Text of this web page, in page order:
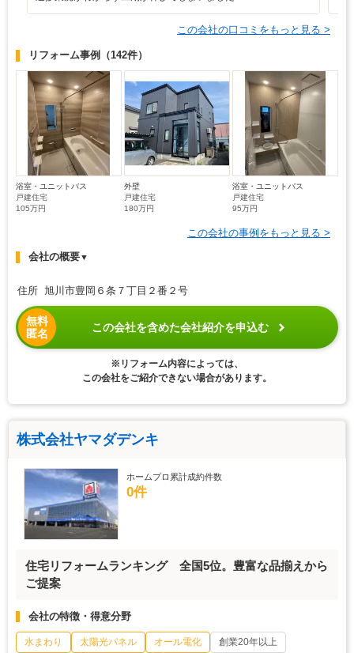
この会社の口コミをもっと見る >
リフォーム事例 （142件）
浴室・ユニットバス
戸建住宅
105万円
外壁
戸建住宅
180万円
浴室・ユニットバス
戸建住宅
95万円
この会社の事例をもっと見る >
会社の概要▼
住所 旭川市豊岡６条７丁目２番２号
無料
匿名
この会社を含めた会社紹介を申込む
※リフォーム内容によっては、
この会社をご紹介できない場合があります。
株式会社ヤマダデンキ
ホームプロ累計成約件数
0件
住宅リフォームランキング 全国5位。豊富な品揃えから
ご提案
会社の特徴・得意分野
水まわり 太陽光パネル オール電化
創業20年以上